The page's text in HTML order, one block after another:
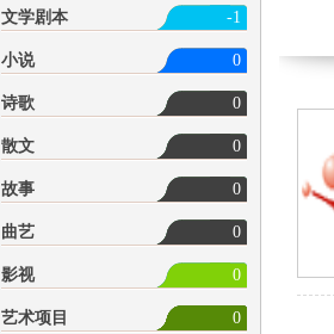
-1
文学剧本
0
小说
0
诗歌
0
散文
0
故事
0
曲艺
0
影视
0
艺术项目